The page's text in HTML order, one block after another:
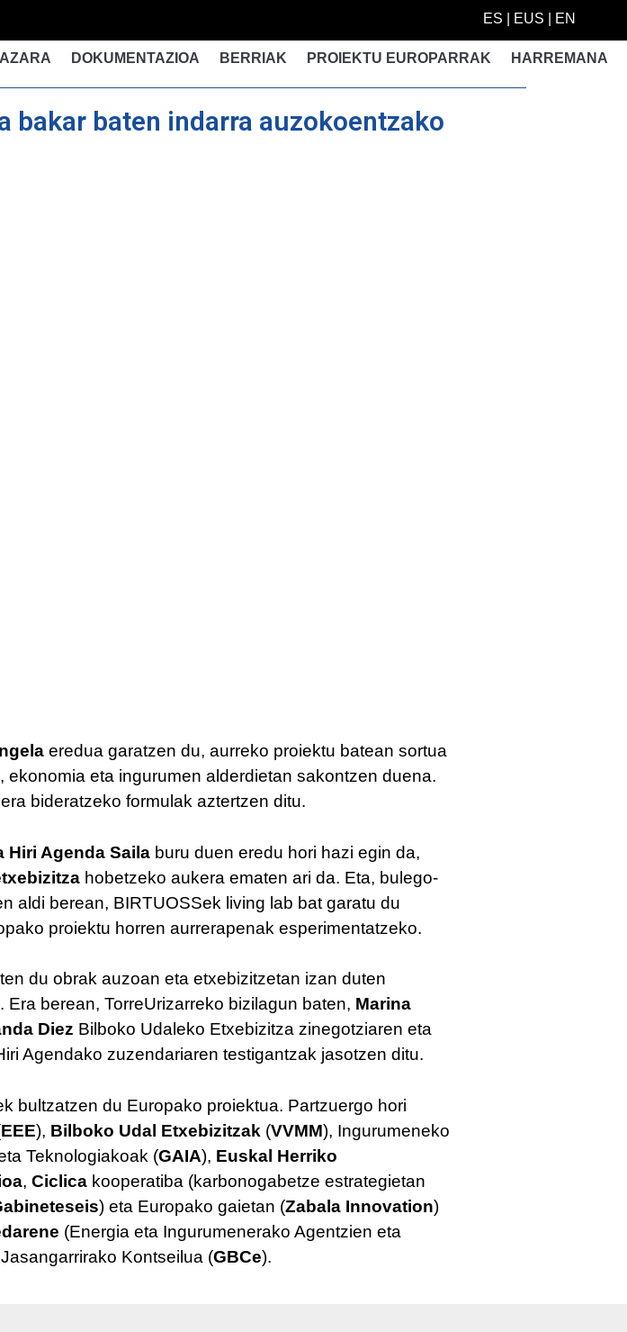
ES EUS EN
DOKUMENTAZIOA BERRIAK PROIEKTU EUROPARRAK HARREMANA
bakar baten indarra auzokoentzako
eredua garatzen du, aurreko proiektu batean sortua
eta ingurumen alderdietan sakontzen duena.
bideratzeko formulak aztertzen ditu.
Hiri Agenda Saila buru duen eredu hori hazi egin da,
hobetzeko aukera ematen ari da. Eta, bulego-
aldi berean, BIRTUOSSek living lab bat garatu du
proiektu horren aurrerapenak esperimentatzeko.
du obrak auzoan eta etxebizitzetan izan duten
berean, TorreUrizarreko bizilagun baten, Marina
Diez Bilboko Udaleko Etxebizitza zinegotziaren eta
Agendako zuzendariaren testigantzak jasotzen ditu.
bultzatzen du Europako proiektua. Partzuergo hori
EEE), Bilboko Udal Etxebizitzak (VVMM), Ingurumeneko
Teknologiakoak (GAIA), Euskal Herriko
, Ciclica kooperatiba (karbonogabetze estrategietan
) eta Europako gaietan (Zabala Innovation)
(Energia eta Ingurumenerako Agentzien eta
Kontseilua (GBCe).